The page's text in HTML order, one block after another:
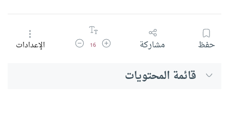
حفظ مشاركة زيادة حجم الخط
16 تقليل حجم الخطالإعدادات
قائمة المحتويات